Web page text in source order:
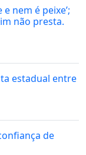
nem é peixe’;
não presta.
estadual entre
de